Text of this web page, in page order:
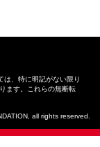
は、特に明記がない限り
ます。これらの無断転
all rights reserved.